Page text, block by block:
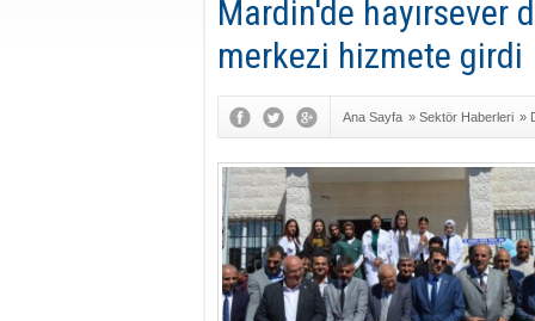
Mardin'de hayırsever
merkezi hizmete girdi
Ana Sayfa » Sektör Haberleri »